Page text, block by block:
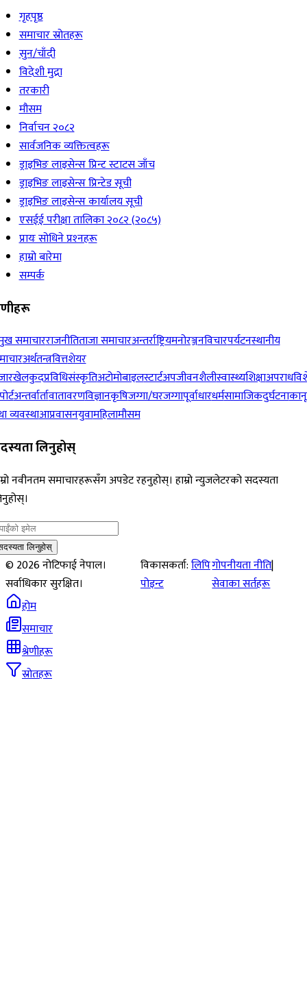
गृहपृष्ठ
समाचार स्रोतहरू
सुन/चाँदी
विदेशी मुद्रा
तरकारी
मौसम
निर्वाचन २०८२
सार्वजनिक व्यक्तित्वहरू
ड्राइभिङ लाइसेन्स प्रिन्ट स्टाटस जाँच
ड्राइभिङ लाइसेन्स प्रिन्टेड सूची
ड्राइभिङ लाइसेन्स कार्यालय सूची
एसईई परीक्षा तालिका २०८२ (२०८५)
प्रायः सोधिने प्रश्‍नहरू
हाम्रो बारेमा
सम्पर्क
समाचारराजनीतिताजा समाचारअन्तर्राष्ट्रियमनोरञ्जनविचारपर्यटनस्थानीय
अर्थतन्त्रवित्तशेयर
खेलकुदप्रविधिसंस्कृतिअटोमोबाइलस्टार्टअपजीवनशैलीस्वास्थ्यशिक्षाअपराध
अन्तर्वार्तावातावरणविज्ञानकृषिजग्गा/घरजग्गापूर्वाधारधर्मसामाजिकदुर्घटना
व्यवस्थाआप्रवासनयुवामहिलामौसम
लिनुहोस्
नवीनतम समाचारहरूसँग अपडेट रहनुहोस्। हाम्रो न्युजलेटरको सदस्यता
लिनुहोस्
©2026नोटिफाई नेपाल।
सर्वाधिकार सुरक्षित।
विकासकर्ता:लिपि
पोइन्ट
गोपनीयता नीति|
सेवाका सर्तहरू
होम
समाचार
श्रेणीहरू
स्रोतहरू